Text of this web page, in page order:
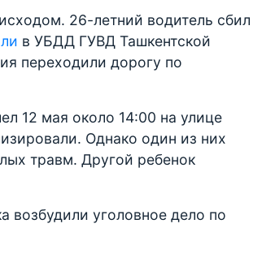
26-летний водитель сбил
в УБДД ГУВД Ташкентской
переходили дорогу по
12 мая около 14:00 на улице
Однако один из них
травм. Другой ребенок
возбудили уголовное дело по